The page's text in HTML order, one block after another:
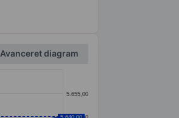
Avanceret diagram
5.655,00